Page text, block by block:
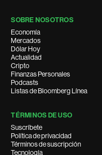
SOBRE NOSOTROS
Economía
Mercados
Dólar Hoy
Actualidad
Cripto
Finanzas Personales
Podcasts
Listas de Bloomberg Línea
TÉRMINOS DE USO
Suscríbete
Política de privacidad
Términos de suscripción
Tecnología